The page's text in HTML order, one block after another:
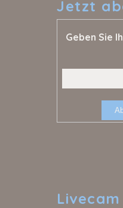
Jetzt
Geben Sie
Livecam